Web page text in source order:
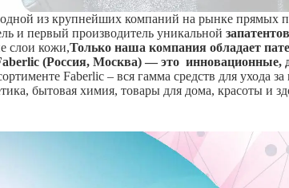
одной из крупнейших компаний на рынке прямых
и первый производитель уникальной
слои кожи,Только наша компания обладает
(Россия, Москва) — это инновационные,
Faberlic – вся гамма средств для ухода
бытовая химия, товары для дома, красоты и